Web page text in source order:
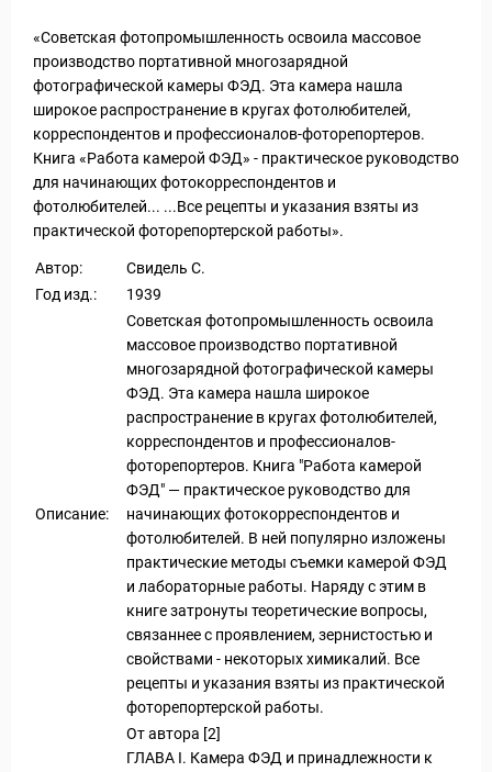
«Советская фотопромышленность освоила массовое
производство портативной многозарядной
фотографической камеры ФЭД. Эта камера нашла
широкое распространение в кругах фотолюбителей,
корреспондентов и профессионалов-фоторепортеров.
Книга «Работа камерой ФЭД» - практическое руководство
для начинающих фотокорреспондентов и
фотолюбителей... ...Все рецепты и указания взяты из
практической фоторепортерской работы».
Автор:
Свидель С.
Год изд.:
1939
Описание:
Советская фотопромышленность освоила
массовое производство портативной
многозарядной фотографической камеры
ФЭД. Эта камера нашла широкое
распространение в кругах фотолюбителей,
корреспондентов и профессионалов-
фоторепортеров. Книга "Работа камерой
ФЭД" — практическое руководство для
начинающих фотокорреспондентов и
фотолюбителей. В ней популярно изложены
практические методы съемки камерой ФЭД
и лабораторные работы. Наряду с этим в
книге затронуты теоретические вопросы,
связаннее с проявлением, зернистостью и
свойствами - некоторых химикалий. Все
рецепты и указания взяты из практической
фоторепортерской работы.
От автора [2]
ГЛАВА I. Камера ФЭД и принадлежности к